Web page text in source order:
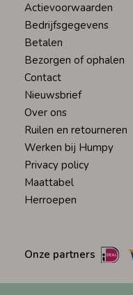
Actievoorwaarden
Bedrijfsgegevens
Betalen
Bezorgen of ophalen
Contact
Nieuwsbrief
Over ons
Ruilen en retourneren
Werken bij Humpy
Privacy policy
Maattabel
Herroepen
Onze partners